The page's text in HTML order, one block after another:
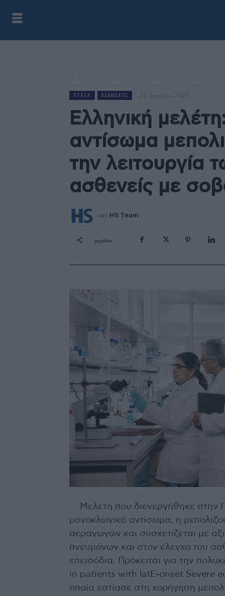
ΥΓΕΊΑ ΕΙΔΉΣΕΙΣ 23 Απριλίου 2025
Ελληνική
αντίσωμα
την λειτουργία
ασθενείς με
από HS Team
μερίδιο
Μελέτη που διενεργήθηκε στην
μονοκλωνικό αντίσωμα, η
αεραγωγών και συσχετίζεται με
πνευμόνων και στον έλεγχο του
επεισόδια. Πρόκειται για την
in patients with latE-onset Severe
οποία εστίασε στη χορήγηση